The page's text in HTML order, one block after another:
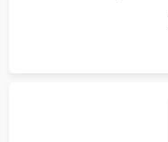
и кистей для